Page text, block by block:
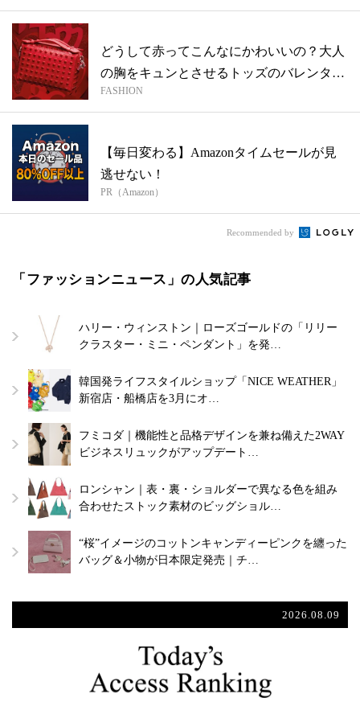
どうして赤ってこんなにかわいいの？大人
の胸をキュンとさせるトッズのバレンタイ
ン限...
FASHION
【毎日変わる】Amazonタイムセールが見
逃せない！
PR（Amazon）
Recommended by
「ファッションニュース」の人気記事
ハリー・ウィンストン｜ローズゴールドの「リリー
クラスター・ミニ・ペンダント」を発…
韓国発ライフスタイルショップ「NICE WEATHER」
新宿店・船橋店を3月にオ…
フミコダ｜機能性と品格デザインを兼ね備えた2WAY
ビジネスリュックがアップデート…
ロンシャン｜表・裏・ショルダーで異なる色を組み
合わせたストック素材のビッグショル…
“桜”イメージのコットンキャンディーピンクを纏った
バッグ＆小物が日本限定発売｜チ…
2026.08.09